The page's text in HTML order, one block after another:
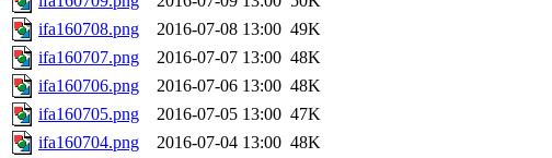
ifa160708.png
2016-07-08 13:00 49K
ifa160707.png
2016-07-07 13:00 48K
ifa160706.png
2016-07-06 13:00 48K
ifa160705.png
2016-07-05 13:00 47K
ifa160704.png
2016-07-04 13:00 48K